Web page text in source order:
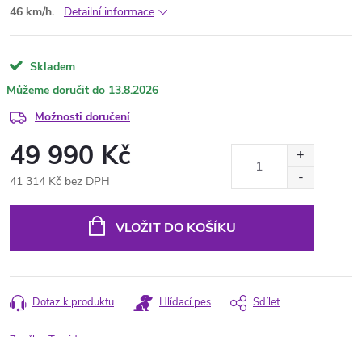
46 km/h.
Detailní informace
Skladem
13.8.2026
Možnosti doručení
49 990 Kč
41 314 Kč bez DPH
VLOŽIT DO KOŠÍKU
Dotaz k produktu Hlídací pes Sdílet